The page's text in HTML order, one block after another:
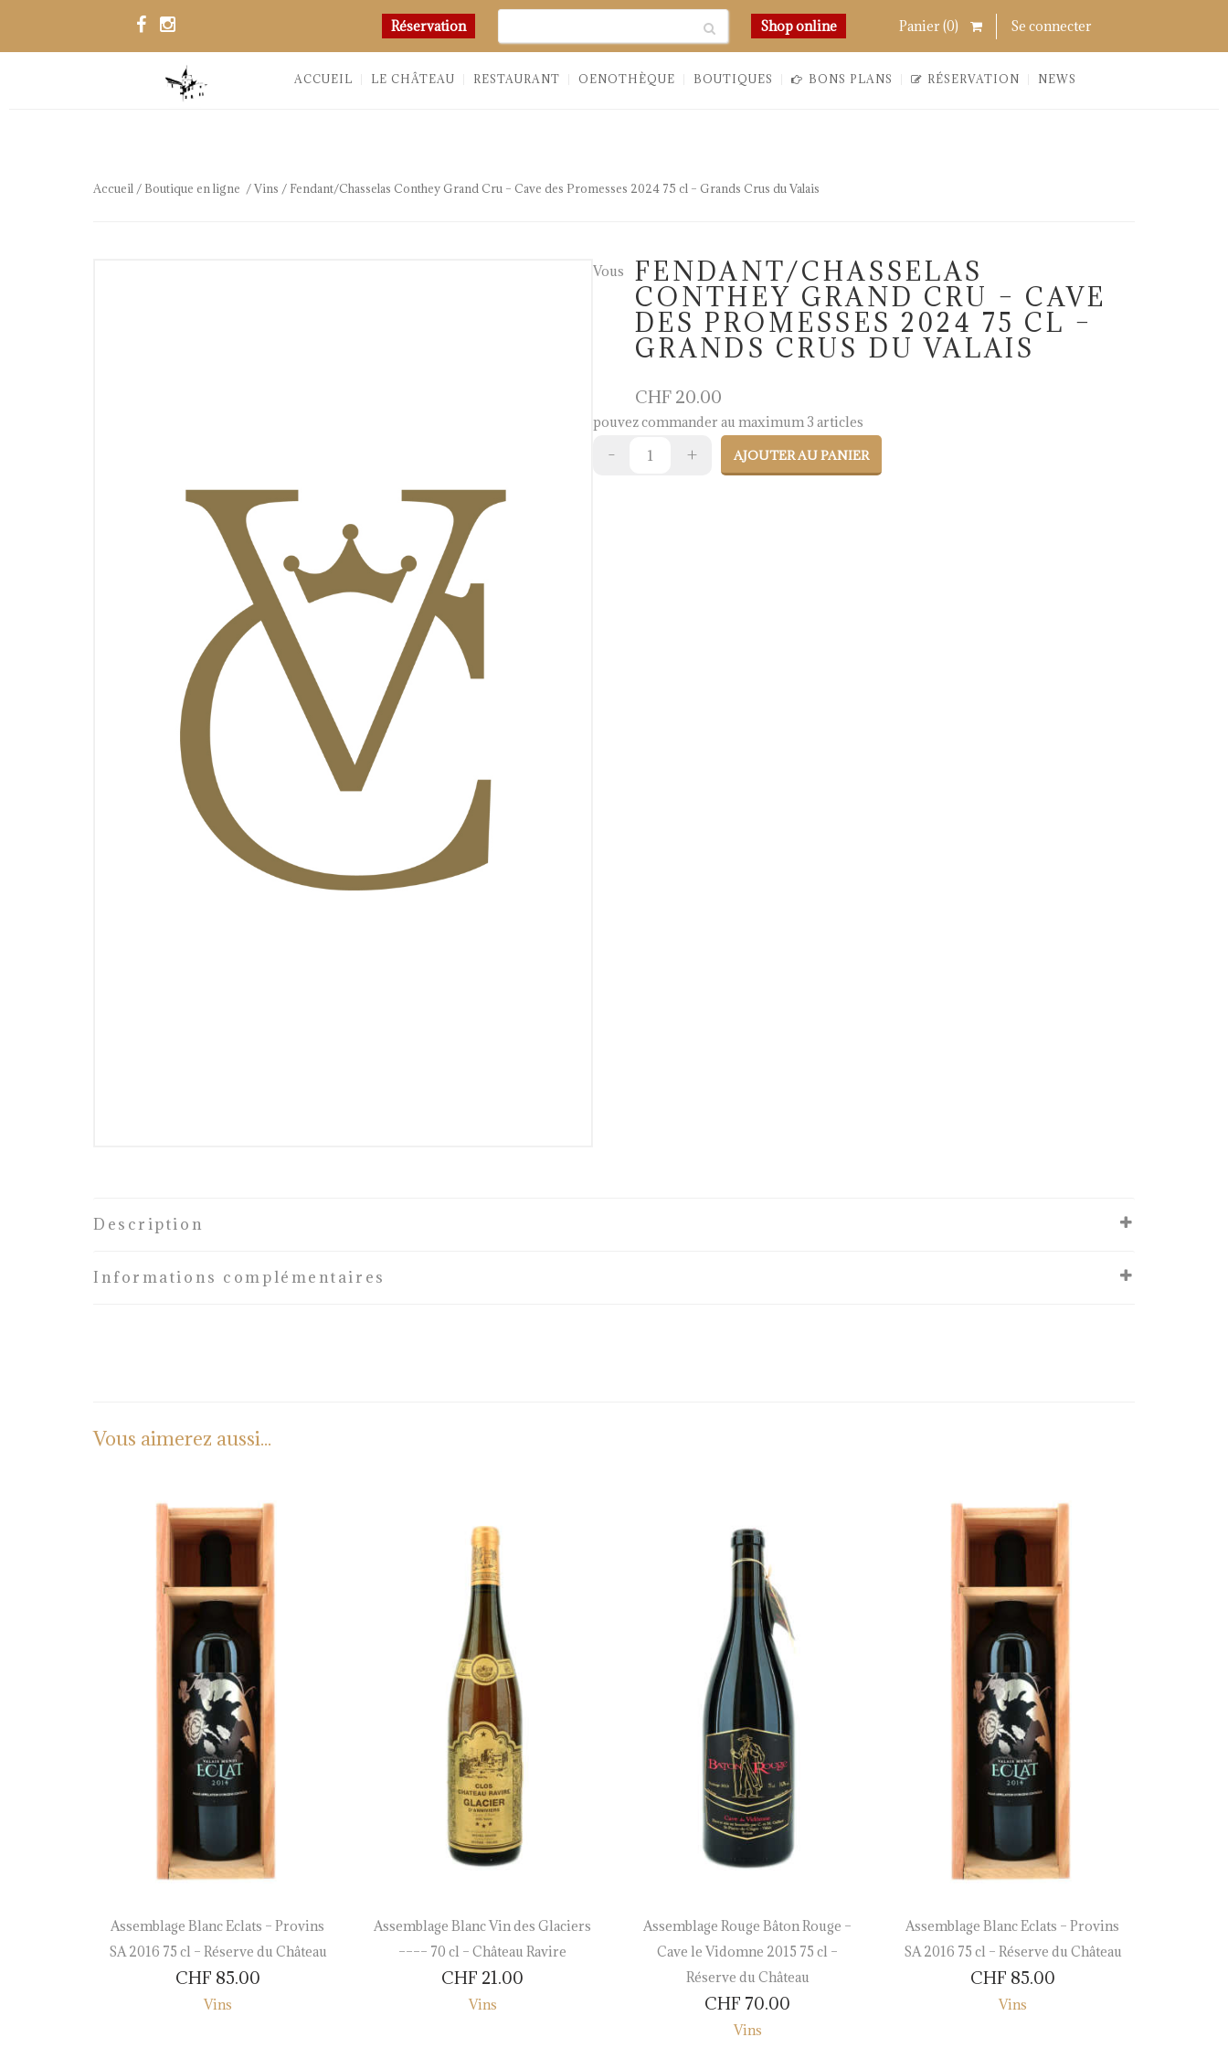
Réservation Chercher Shop online Chercher
Panier (0) Links
Se connecter
ACCUEIL LE CHÂTEAU RESTAURANT OENOTHÈQUE BOUTIQUES BONS PLANS RÉSERVATION NEWS
Accueil / Boutique en ligne /Vins / Fendant/Chasselas Conthey Grand Cru – Cave des Promesses 2024 75 cl – Grands Crus du Valais
FENDANT/CHASSELAS
CONTHEY GRAND CRU – CAVE
DES PROMESSES 2024 75 CL –
GRANDS CRUS DU VALAIS
CHF 20.00
Vous
pouvez commander au maximum 3 articles
AJOUTER AU PANIER
Description
Informations complémentaires
Vous aimerez aussi...
Assemblage Blanc Eclats – Provins
SA 2016 75 cl – Réserve du Château
CHF 85.00
Vins
Assemblage Blanc Vin des Glaciers
–––– 70 cl – Château Ravire
CHF 21.00
Vins
Assemblage Rouge Bâton Rouge –
Cave le Vidomne 2015 75 cl –
Réserve du Château
CHF 70.00
Vins
Assemblage Blanc Eclats – Provins
SA 2016 75 cl – Réserve du Château
CHF 85.00
Vins